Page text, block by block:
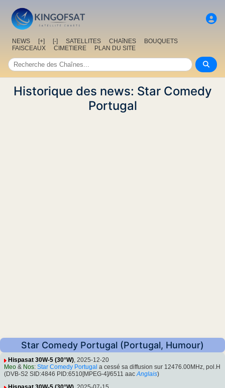
NEWS [+] [-] SATELLITES CHAîNES
BOUQUETS
FAISCEAUX
CIMETIERE PLAN DU SITE
Historique des news: Star Comedy
Portugal
Star Comedy Portugal (Portugal, Humour)
Hispasat 30W-5 (30°W), 2025-12-20
Meo & Nos: Star Comedy Portugal a cessé sa diffusion sur 12476.00MHz, pol.H
(DVB-S2 SID:4846 PID:6510[MPEG-4]/6511 aac Anglais)